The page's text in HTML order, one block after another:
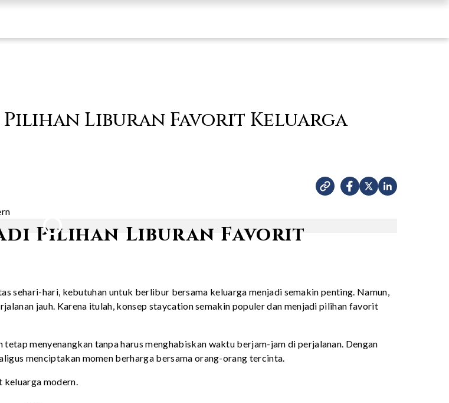
Pilihan Liburan Favorit Keluarga
Pilihan Liburan Favorit
sehari-hari, kebutuhan untuk berlibur bersama keluarga menjadi semakin penting. Namun,
jauh. Karena itulah, konsep staycation semakin populer dan menjadi pilihan favorit
menyenangkan tanpa harus menghabiskan waktu berjam-jam di perjalanan. Dengan
menciptakan momen berharga bersama orang-orang tercinta.
keluarga modern.